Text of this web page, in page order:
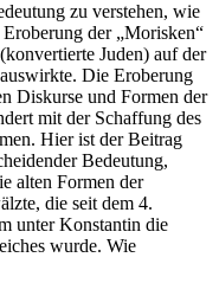
zu verstehen, wie
der „Morisken“
Juden) auf der
Die Eroberung
Diskurse und Formen der
mit der Schaffung des
Hier ist der Beitrag
Bedeutung,
alten Formen der
die seit dem 4.
unter Konstantin die
wurde. Wie